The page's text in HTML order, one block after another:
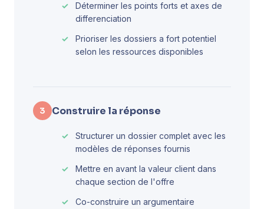
Déterminer les points forts et axes de
differenciation
Prioriser les dossiers a fort potentiel
selon les ressources disponibles
3 Construire la réponse
Structurer un dossier complet avec les
modèles de réponses fournis
Mettre en avant la valeur client dans
chaque section de l'offre
Co-construire un argumentaire